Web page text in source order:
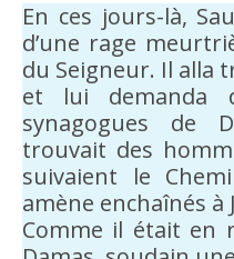
En ces jours-là,
d’une rage
du Seigneur. Il alla
et lui demanda
synagogues de
trouvait des
suivaient le
amène enchaînés à
Comme il était en